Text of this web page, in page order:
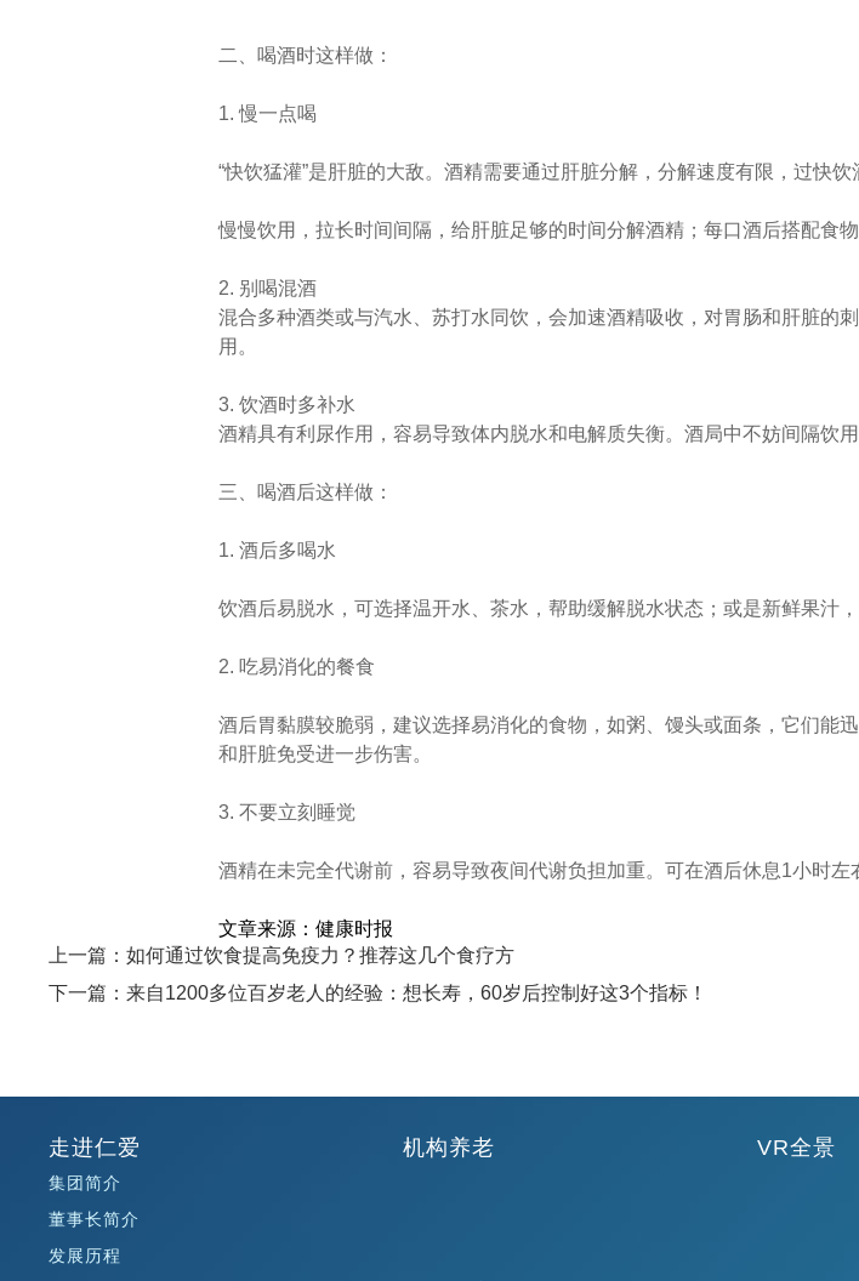
二、喝酒时这样做：
1. 慢一点喝
“快饮猛灌”是肝脏的大敌。酒精需要通过肝脏分解，分解速度有限，过快饮
慢慢饮用，拉长时间间隔，给肝脏足够的时间分解酒精；每口酒后搭配食
2. 别喝混酒
混合多种酒类或与汽水、苏打水同饮，会加速酒精吸收，对胃肠和肝脏的
用。
3. 饮酒时多补水
酒精具有利尿作用，容易导致体内脱水和电解质失衡。酒局中不妨间隔饮
三、喝酒后这样做：
1. 酒后多喝水
饮酒后易脱水，可选择温开水、茶水，帮助缓解脱水状态；或是新鲜果汁
2. 吃易消化的餐食
酒后胃黏膜较脆弱，建议选择易消化的食物，如粥、馒头或面条，它们能
和肝脏免受进一步伤害。
3. 不要立刻睡觉
酒精在未完全代谢前，容易导致夜间代谢负担加重。可在酒后休息1小时左
文章来源：健康时报
上一篇：如何通过饮食提高免疫力？推荐这几个食疗方
下一篇：来自1200多位百岁老人的经验：想长寿，60岁后控制好这3个指标！
走进仁爱
集团简介
董事长简介
发展历程
机构养老 VR全景